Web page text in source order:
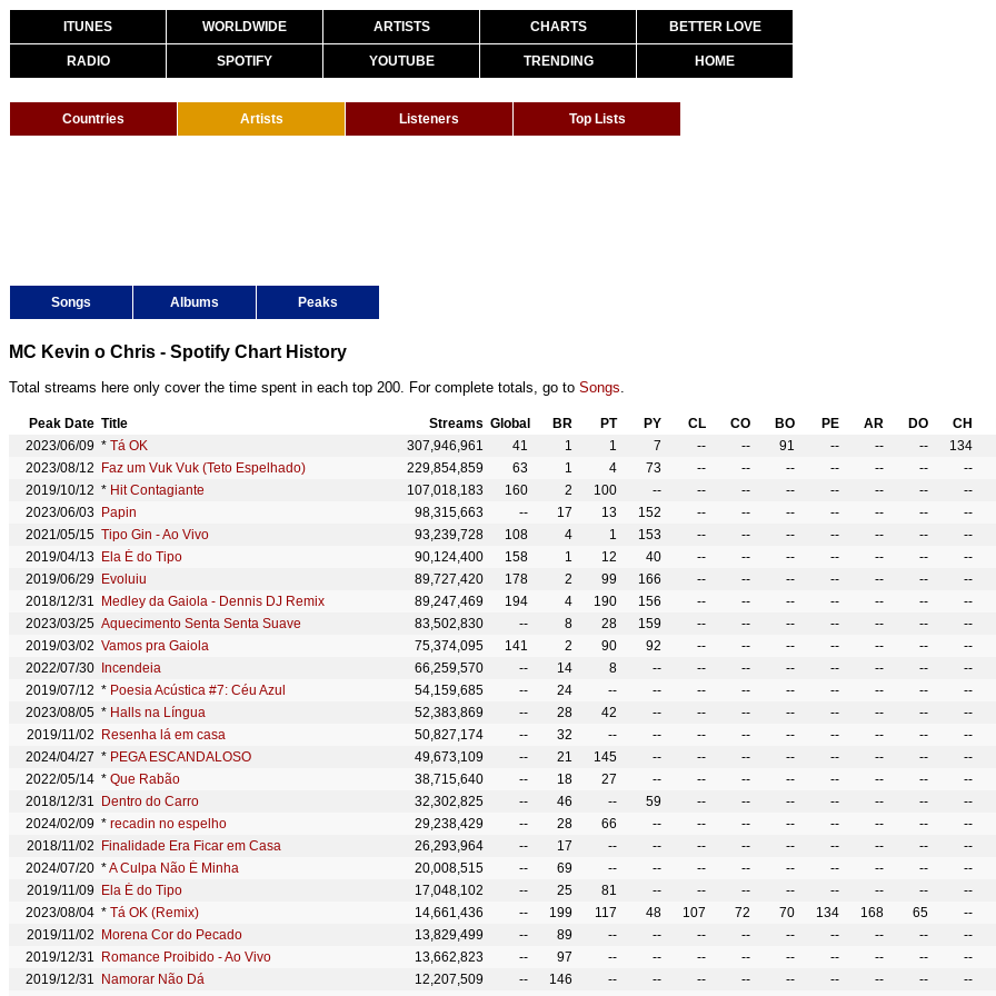
ITUNES WORLDWIDE ARTISTS CHARTS BETTER LOVE
RADIO SPOTIFY YOUTUBE TRENDING HOME
Countries Artists Listeners Top Lists
Songs Albums Peaks
MC Kevin o Chris - Spotify Chart History
Total streams here only cover the time spent in each top 200. For complete totals, go to Songs.
Peak Date Title Streams Global BR PT PY CL CO BO PE AR DO CH
2023/06/09 * Tá OK 307,946,961 41 1 1 7 -- -- 91 -- -- -- 134
2023/08/12
Faz um Vuk Vuk (Teto Espelhado) 229,854,859 63 1 4 73 -- -- -- -- -- -- --
2019/10/12 * Hit Contagiante 107,018,183 160 2 100 -- -- -- -- -- -- -- --
2023/06/03 Papin 98,315,663 -- 17 13 152 -- -- -- -- -- -- --
2021/05/15 Tipo Gin - Ao Vivo 93,239,728 108 4 1 153 -- -- -- -- -- -- --
2019/04/13 Ela É do Tipo 90,124,400 158 1 12 40 -- -- -- -- -- -- --
2019/06/29
Evoluiu 89,727,420 178 2 99 166 -- -- -- -- -- -- --
2018/12/31
Medley da Gaiola - Dennis DJ Remix 89,247,469 194 4 190 156 -- -- -- -- -- -- --
2023/03/25 Aquecimento Senta Senta Suave 83,502,830 -- 8 28 159 -- -- -- -- -- -- --
2019/03/02 Vamos pra Gaiola 75,374,095 141 2 90 92 -- -- -- -- -- -- --
2022/07/30
Incendeia 66,259,570 -- 14 8 -- -- -- -- -- -- -- --
2019/07/12 * Poesia Acústica #7: Céu Azul 54,159,685 -- 24 -- -- -- -- -- -- -- -- --
2023/08/05 * Halls na Língua 52,383,869 -- 28 42 -- -- -- -- -- -- -- --
2019/11/02
Resenha lá em casa 50,827,174 -- 32 -- -- -- -- -- -- -- -- --
2024/04/27 * PEGA ESCANDALOSO 49,673,109 -- 21 145 -- -- -- -- -- -- -- --
2022/05/14 * Que Rabão 38,715,640 -- 18 27 -- -- -- -- -- -- -- --
2018/12/31
Dentro do Carro 32,302,825 -- 46 -- 59 -- -- -- -- -- -- --
2024/02/09 * recadin no espelho 29,238,429 -- 28 66 -- -- -- -- -- -- -- --
2018/11/02
Finalidade Era Ficar em Casa 26,293,964 -- 17 -- -- -- -- -- -- -- -- --
2024/07/20 *A Culpa Não É Minha 20,008,515 -- 69 -- -- -- -- -- -- -- -- --
2019/11/09
Ela É do Tipo 17,048,102 -- 25 81 -- -- -- -- -- -- -- --
2023/08/04 * Tá OK (Remix) 14,661,436 -- 199 117 48 107 72 70 134 168 65 --
2019/11/02
Morena Cor do Pecado 13,829,499 -- 89 -- -- -- -- -- -- -- -- --
2019/12/31
Romance Proibido - Ao Vivo 13,662,823 -- 97 -- -- -- -- -- -- -- -- --
2019/12/31
Namorar Não Dá 12,207,509 -- 146 -- -- -- -- -- -- -- -- --